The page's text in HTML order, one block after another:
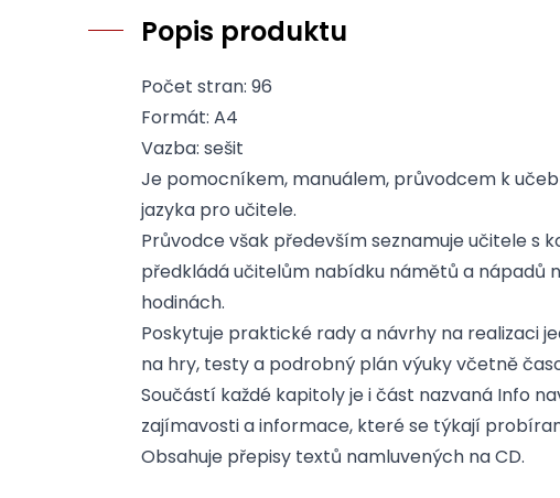
Popis produktu
Počet stran: 96
Formát: A4
Vazba: sešit
Je pomocníkem, manuálem, průvodcem k
jazyka pro učitele.
Průvodce však především seznamuje učitele s
předkládá učitelům nabídku námětů a nápadů
hodinách.
Poskytuje praktické rady a návrhy na realizaci
na hry, testy a podrobný plán výuky včetně
Součástí každé kapitoly je i část nazvaná Info
zajímavosti a informace, které se týkají
Obsahuje přepisy textů namluvených na CD.